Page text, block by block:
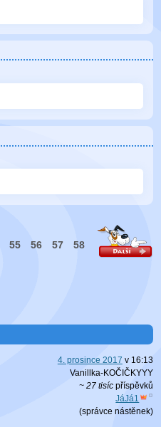
55 56 57 58
4. prosince 2017 v 16:13
Vanillka-KOČIČKYYY
~ 27 tisícpříspěvků
JáJá1
(správce nástěnek)